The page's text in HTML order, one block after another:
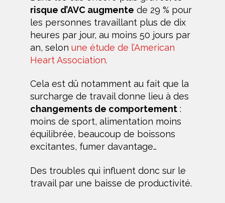
risque d’AVC augmente de 29 % pour
les personnes travaillant plus de dix
heures par jour, au moins 50 jours par
an, selon une étude de l’American
Heart Association.
Cela est dû notamment au fait que la
surcharge de travail donne lieu à des
changements de comportement :
moins de sport, alimentation moins
équilibrée, beaucoup de boissons
excitantes, fumer davantage…
Des troubles qui influent donc sur le
travail par une baisse de productivité.